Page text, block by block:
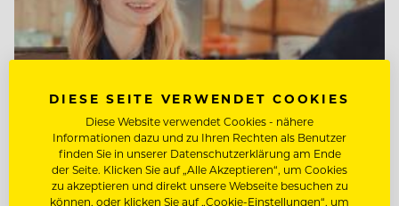
DIESE SEITE VERWENDET COOKIES
Diese Website verwendet Cookies - nähere
Informationen dazu und zu Ihren Rechten als Benutzer
finden Sie in unserer Datenschutzerklärung am Ende
der Seite. Klicken Sie auf „Alle Akzeptieren“, um Cookies
zu akzeptieren und direkt unsere Webseite besuchen zu
können, oder klicken Sie auf „Cookie-Einstellungen“, um